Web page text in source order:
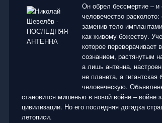
Он обрел бессмертие –
человечество
заменив тело
как живому божеству.
которое
сознанием, растянутым
а лишь антенна,
не планета, а
человеческую.
становится мишенью в новой войне – войне
цивилизации. Но его последняя догадка
летописи.